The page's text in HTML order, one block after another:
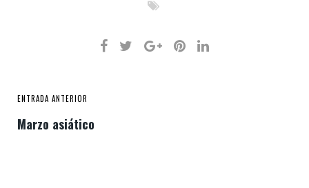
ENTRADA ANTERIOR
Marzo asiático